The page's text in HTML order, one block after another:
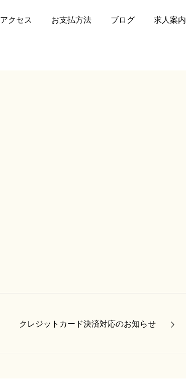
アクセス お支払方法 ブログ 求人案内
クレジットカード決済対応のお知らせ